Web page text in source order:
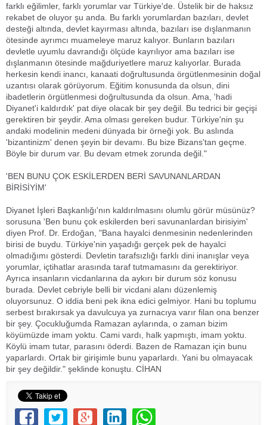
farklı eğilimler, farklı yorumlar var Türkiye'de. Üstelik bir de haksız
rekabet de oluyor şu anda. Bu farklı yorumlardan bazıları, devlet
desteği altında, devlet kayırması altında, bazıları ise dışlanmanın
ötesinde ayrımcı muameleye maruz kalıyor. Bunların bazıları
devletle uyumlu davrandığı ölçüde kayrılıyor ama bazıları ise
dışlanmanın ötesinde mağduriyetlere maruz kalıyorlar. Burada
herkesin kendi inancı, kanaati doğrultusunda örgütlenmesinin doğal
uzantısı olarak görüyorum. Eğitim konusunda da olsun, dini
ibadetlerin örgütlenmesi doğrultusunda da olsun. Ama, 'hadi
Diyanet'i kaldırdık' pat diye olacak bir şey değil. Bu tedrici bir geçişi
gerektiren bir şeydir. Ama olması gereken budur. Türkiye'nin şu
andaki modelinin medeni dünyada bir örneği yok. Bu aslında
'bizantinizm' denen şeyin bir devamı. Bu bize Bizans'tan geçme.
Böyle bir durum var. Bu devam etmek zorunda değil."
'BEN BUNU ÇOK ESKİLERDEN BERİ SAVUNANLARDAN
BİRİSİYİM'
Diyanet İşleri Başkanlığı'nın kaldırılmasını olumlu görür müsünüz?
sorusuna 'Ben bunu çok eskilerden beri savunanlardan birisiyim'
diyen Prof. Dr. Erdoğan, "Bana hayalci denmesinin nedenlerinden
birisi de buydu. Türkiye'nin yaşadığı gerçek pek de hayalci
olmadığımı gösterdi. Devletin tarafsızlığı farklı dini inanışlar veya
yorumlar, içtihatlar arasında taraf tutmamasını da gerektiriyor.
Ayrıca insanların vicdanlarına da aykırı bir durum söz konusu
burada. Devlet cebriyle belli bir vicdani alanı düzenlemiş
oluyorsunuz. O iddia beni pek ikna edici gelmiyor. Hani bu toplumu
serbest bırakırsak ya davulcuya ya zurnacıya varır filan ona benzer
bir şey. Çocukluğumda Ramazan aylarında, o zaman bizim
köyümüzde imam yoktu. Cami vardı, halk yapmıştı, imam yoktu.
Köylü imam tutar, parasını öderdi. Bazen de Ramazan için bunu
yaparlardı. Ortak bir girişimle bunu yaparlardı. Yani bu olmayacak
bir şey değildir." şeklinde konuştu. CİHAN